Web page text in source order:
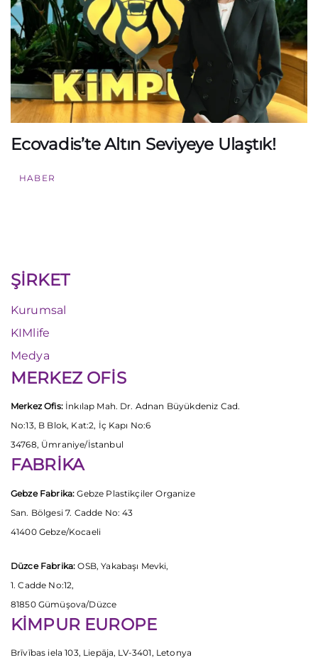
Ecovadis’te Altın Seviyeye Ulaştık!
HABER
ŞİRKET
Kurumsal
KIMlife
Medya
MERKEZ OFİS
Merkez Ofis:İnkılap Mah. Dr. Adnan Büyükdeniz Cad.
No:13, B Blok, Kat:2, İç Kapı No:6
34768, Ümraniye/İstanbul
FABRİKA
Gebze Fabrika: Gebze Plastikçiler Organize
San. Bölgesi 7. Cadde No: 43
41400 Gebze/Kocaeli
Düzce Fabrika: OSB, Yakabaşı Mevki,
1. Cadde No:12,
81850 Gümüşova/Düzce
KİMPUR EUROPE
Brīvības iela 103, Liepāja, LV-3401, Letonya